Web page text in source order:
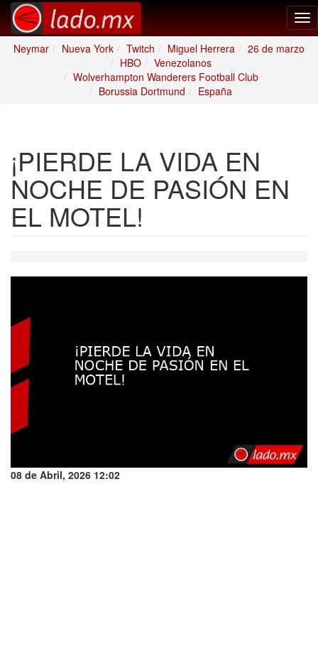
Neymar
Nueva York Twitch Miguel Herrera
26 de marzo
HBO
Venezolanos
Wolverhampton Wanderers Football Club
Borussia Dortmund
España
¡PIERDE LA VIDA EN
NOCHE DE PASIÓN EN
EL MOTEL!
08 de Abril, 2026 12:02